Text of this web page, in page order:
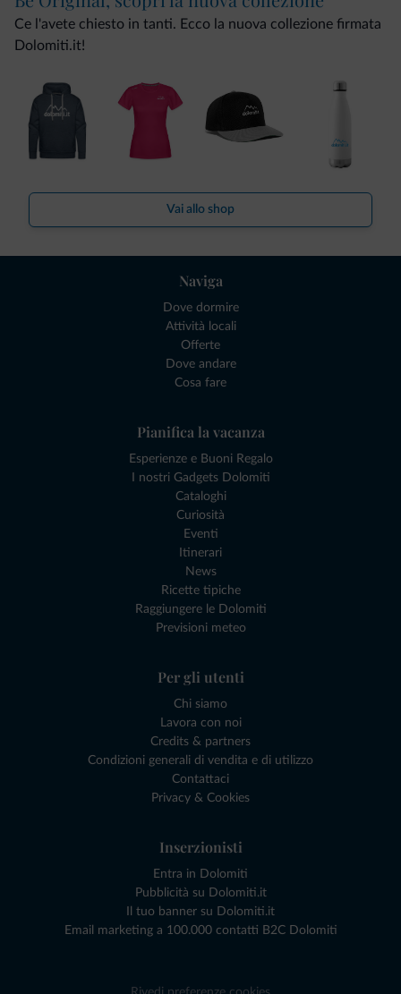
Ce l'avete chiesto in tanti. Ecco la nuova collezione firmata
Dolomiti.it!
Vai allo shop
Naviga
Dove dormire
Attività locali
Offerte
Dove andare
Cosa fare
Pianifica la vacanza
Esperienze e Buoni Regalo
I nostri Gadgets Dolomiti
Cataloghi
Curiosità
Eventi
Itinerari
News
Ricette tipiche
Raggiungere le Dolomiti
Previsioni meteo
Per gli utenti
Chi siamo
Lavora con noi
Credits & partners
Condizioni generali di vendita e di utilizzo
Contattaci
Privacy & Cookies
Inserzionisti
Entra in Dolomiti
Pubblicità su Dolomiti.it
Il tuo banner su Dolomiti.it
Email marketing a 100.000 contatti B2C Dolomiti